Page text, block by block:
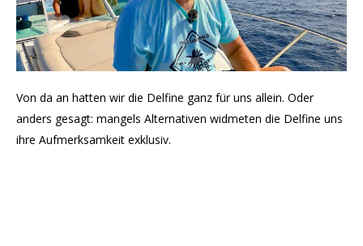
Von da an hatten wir die Delfine ganz für uns allein. Oder
anders gesagt: mangels Alternativen widmeten die Delfine uns
ihre Aufmerksamkeit exklusiv.